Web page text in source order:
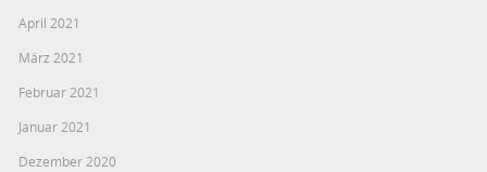
April 2021
März 2021
Februar 2021
Januar 2021
Dezember 2020